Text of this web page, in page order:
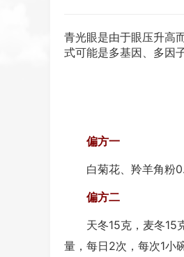
青光眼是由于眼压升高
式可能是多基因、多因
偏方一
白菊花、羚羊角粉0.3
偏方二
天冬15克，麦冬15克
量，每日2次，每次1小